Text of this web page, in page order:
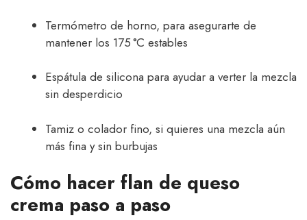
Termómetro de horno, para asegurarte de
mantener los 175 °C estables
Espátula de silicona para ayudar a verter la mezcla
sin desperdicio
Tamiz o colador fino, si quieres una mezcla aún
más fina y sin burbujas
Cómo hacer flan de queso
crema paso a paso